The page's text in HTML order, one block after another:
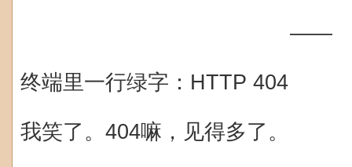
——
终端里一行绿字：HTTP 404
我笑了。404嘛，见得多了。